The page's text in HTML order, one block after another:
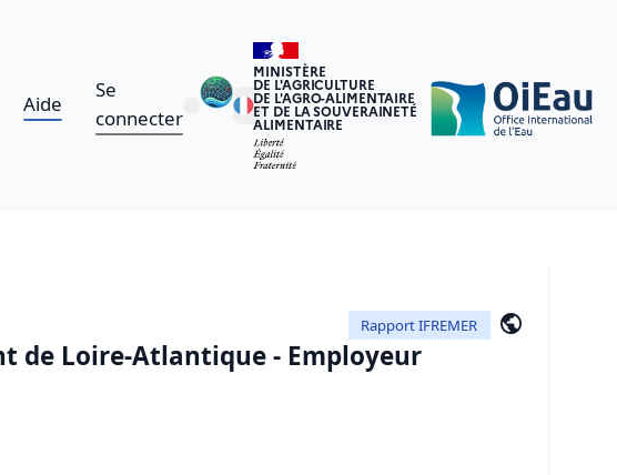
Aide
Se
connecter
MINISTÈRE
DE L'AGRICULTURE
DE L'AGRO-ALIMENTAIRE
ET DE LA SOUVERAINETÉ
ALIMENTAIRE
de Loire-Atlantique - Employeur
Rapport IFREMER